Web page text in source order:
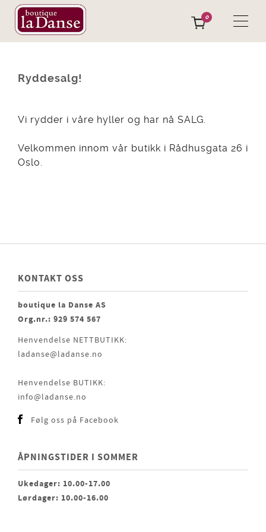
0
Ryddesalg!
Vi rydder i våre hyller og har nå SALG.
Velkommen innom vår butikk i Rådhusgata 26 i
Oslo.
KONTAKT OSS
boutique la Danse AS
Org.nr.: 929 574 567
Henvendelse NETTBUTIKK:
ladanse@ladanse.no
Henvendelse BUTIKK:
info@ladanse.no
Følg oss på Facebook
ÅPNINGSTIDER I SOMMER
Ukedager: 10.00-17.00
Lørdager: 10.00-16.00